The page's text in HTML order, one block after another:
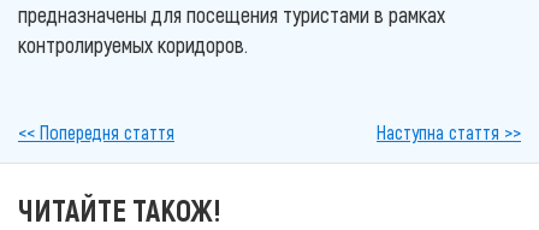
предназначены для посещения туристами в рамках
контролируемых коридоров.
<< Попередня стаття Наступна стаття >>
ЧИТАЙТЕ ТАКОЖ!